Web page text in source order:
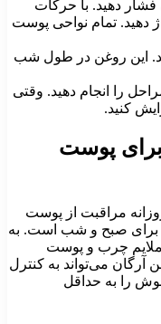
فشار دهید. با حرکات
دهید. تمام نواحی پوست
این روغن در طول شب
را انجام دهید. وقتی
کنید.
برای پوست
مراقبت از پوست
برای صبح و شب است. به
ملایم چرب و پوست
آرگان می‌تواند به کنترل
را به حداقل